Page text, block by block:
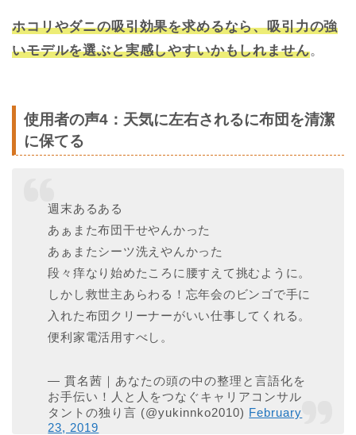
ホコリやダニの吸引効果を求めるなら、吸引力の強
いモデルを選ぶと実感しやすいかもしれません。
使用者の声4：天気に左右されるに布団を清潔
に保てる
週末あるある
あぁまた布団干せやんかった
あぁまたシーツ洗えやんかった
段々痒なり始めたころに腰すえて挑むように。
しかし救世主あらわる！忘年会のビンゴで手に
入れた布団クリーナーがいい仕事してくれる。
便利家電活用すべし。
— 貫名茜｜あなたの頭の中の整理と言語化を
お手伝い！人と人をつなぐキャリアコンサル
タントの独り言 (@yukinnko2010) February
23, 2019